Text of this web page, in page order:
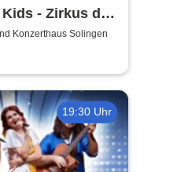
- Zirkus der
Konzerthaus Solingen
19:30 Uhr